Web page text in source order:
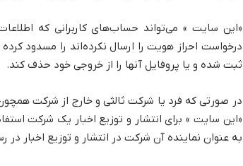
«این سایت » می‌تواند حساب‌های کاربرانی که
درخواست احراز هویت را ارسال نکرده‌اند را مسدود
ثبت شده و یا پروفایل آنها را از خروجی خود حذف کند.
در صورتی که فرد یا شرکت ثالثی و خارج از شرکت
«این سایت » برای انتشار و توزیع اخبار یک شرکت
به عنوان نماینده آن شرکت در انتشار و توزیع اخبار در